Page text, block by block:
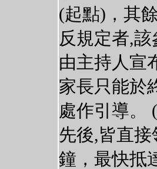
(起點)，其
反規定者,
由主持人宣
家長只能於
處作引導。
先後,皆直
鐘，最快抵